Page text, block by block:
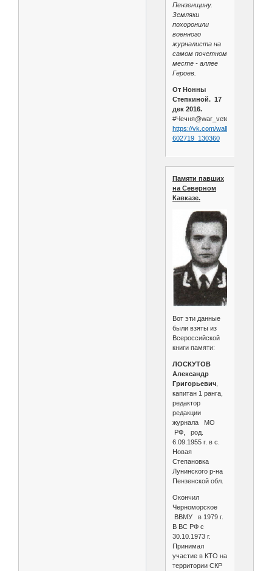
Пензенщину.
Земляки
похоронили
военного
журналиста на
самом почетном
месте - аллее
Героев.
От Нонны
Степкиной. 17
дек 2016.
#Чечня@war_veterans.
https://vk.com/wall-
602719_130360
Памяти павших
на Северном
Кавказе.
Вот эти данные
были взяты из
Всероссийской
книги памяти:
ЛОСКУТОВ
Александр
Григорьевич,
капитан 1 ранга,
редактор
редакции
журнала МО
РФ, род.
6.09.1955 г. в с.
Новая
Степановка
Лунинского р-на
Пензенской обл.
Окончил
Черноморское
ВВМУ в 1979 г.
В ВС РФ с
30.10.1973 г.
Принимал
участие в КТО на
территории СКР